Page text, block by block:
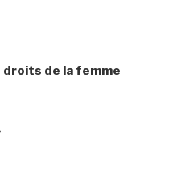
droits de la femme